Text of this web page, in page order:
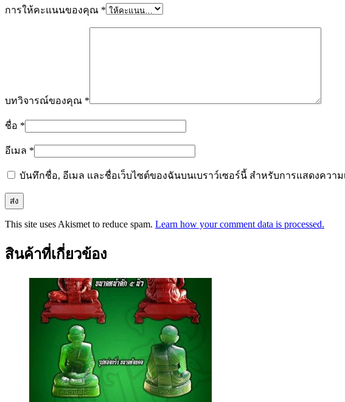
การให้คะแนนของคุณ *
บทวิจารณ์ของคุณ *
ชื่อ *
อีเมล *
บันทึกชื่อ, อีเมล และชื่อเว็บไซต์ของฉันบนเบราว์เซอร์นี้ สำหรับการแสดงความ
This site uses Akismet to reduce spam. Learn how your comment data is processed.
สินค้าที่เกี่ยวข้อง